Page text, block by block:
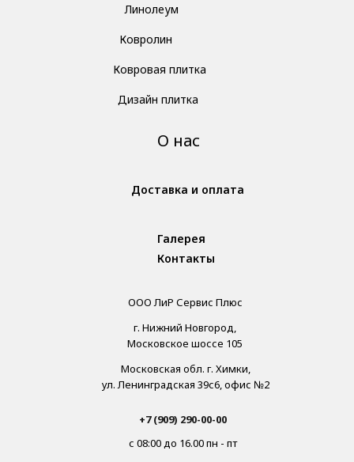
г. Нижний Новгород,
Московское шоссе 105
+7 (909) 290-00-00
с 08:00 до 16.00 пн - пт
ООО ЛиР Сервис Плюс
Московская обл. г. Химки,
ул. Ленинградская 39с6, офис №2
Ковровая плитка
Линолеум
Контакты
Ковролин
Дизайн плитка
Доставка и оплата
О нас
Галерея